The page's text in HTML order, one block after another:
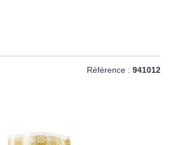
Référence : 941012